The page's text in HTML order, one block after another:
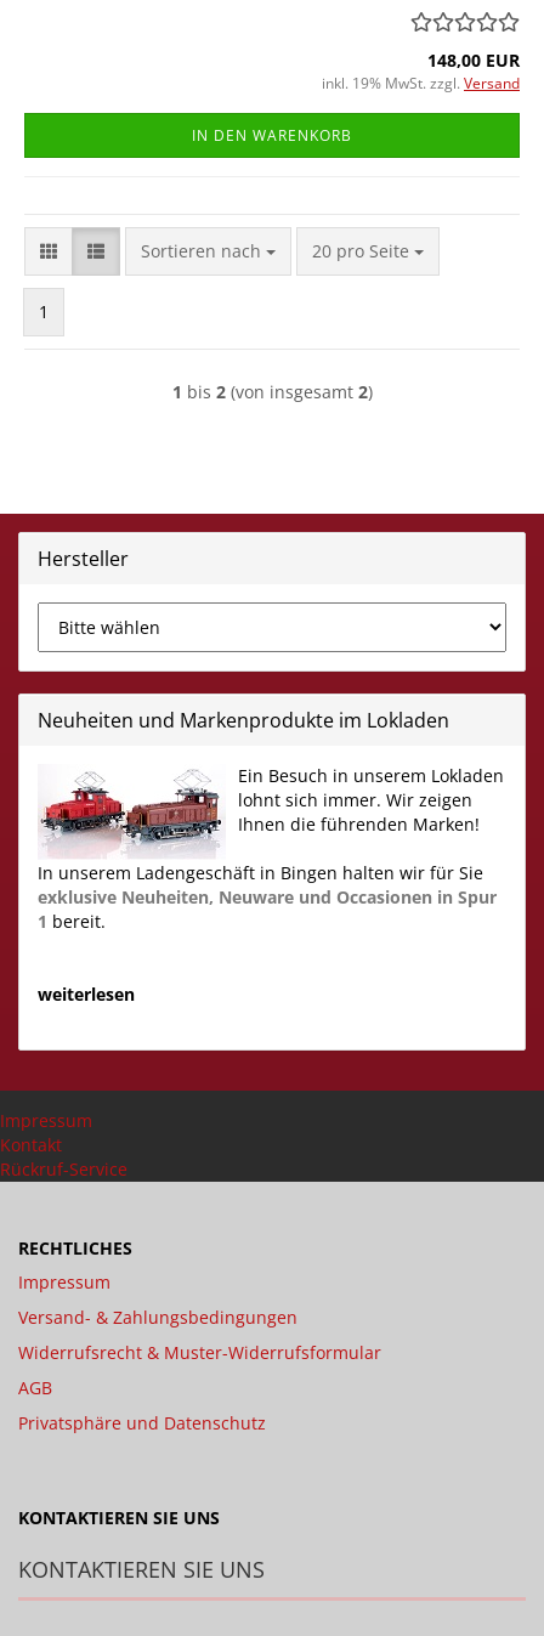
148,00 EUR
inkl. 19% MwSt. zzgl. Versand
IN DEN WARENKORB
Sortieren nach
Sortieren nach 20 pro Seite
pro Seite
1
1 bis 2(von insgesamt 2)
Hersteller
Neuheiten und Markenprodukte im Lokladen
Ein Besuch in unserem Lokladen
lohnt sich immer. Wir zeigen
Ihnen die führenden Marken!
In unserem Ladengeschäft in Bingen halten wir für Sie
exklusive Neuheiten, Neuware und Occasionen in Spur
1 bereit.
weiterlesen
Impressum
Kontakt
Rückruf-Service
RECHTLICHES
Impressum
Versand- & Zahlungsbedingungen
Widerrufsrecht & Muster-Widerrufsformular
AGB
Privatsphäre und Datenschutz
KONTAKTIEREN SIE UNS
KONTAKTIEREN SIE UNS